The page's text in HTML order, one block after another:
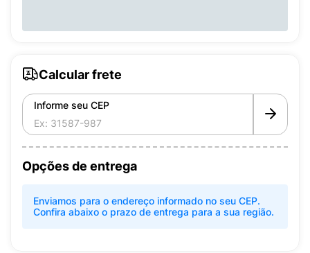
Calcular frete
Informe seu CEP
Opções de entrega
Enviamos para o endereço informado no seu CEP.
Confira abaixo o prazo de entrega para a sua região.